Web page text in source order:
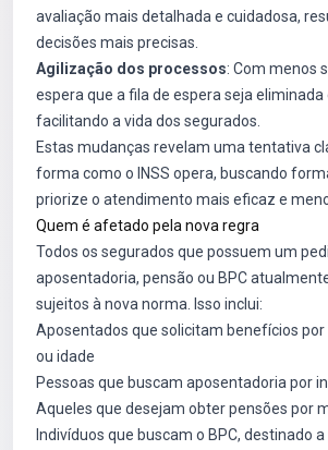
avaliação mais detalhada e cuidadosa,
decisões mais precisas.
Agilização dos processos: Com menos
espera que a fila de espera seja
facilitando a vida dos segurados.
Estas mudanças revelam uma tentativa
forma como o INSS opera, buscando
priorize o atendimento mais eficaz e
Quem é afetado pela nova regra
Todos os segurados que possuem um
aposentadoria, pensão ou BPC
sujeitos à nova norma. Isso inclui:
Aposentados que solicitam benefícios
ou idade
Pessoas que buscam aposentadoria por
Aqueles que desejam obter pensões por
Indivíduos que buscam o BPC, destinado